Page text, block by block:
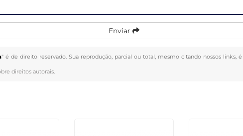
Enviar
" é de direito reservado. Sua reprodução, parcial ou total, mesmo citando nossos
direitos autorais.